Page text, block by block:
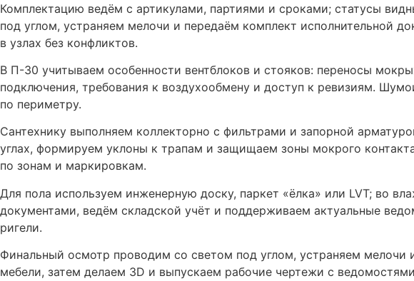
Комплектацию ведём с артикулами, партиями и сроками; статусы
под углом, устраняем мелочи и передаём комплект исполнительной
в узлах без конфликтов.
В П-30 учитываем особенности вентблоков и стояков: переносы
подключения, требования к воздухообмену и доступ к ревизиям.
по периметру.
Сантехнику выполняем коллекторно с фильтрами и запорной
углах, формируем уклоны к трапам и защищаем зоны мокрого
по зонам и маркировкам.
Для пола используем инженерную доску, паркет «ёлка» или LVT; во
документами, ведём складской учёт и поддерживаем актуальные
ригели.
Финальный осмотр проводим со светом под углом, устраняем мелочи
мебели, затем делаем 3D и выпускаем рабочие чертежи с